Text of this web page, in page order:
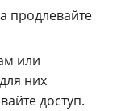
продлевайте
или
них
доступ.